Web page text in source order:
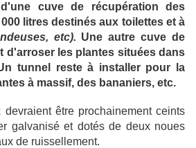
cuve de récupération des
litres destinés aux toilettes et à
etc). Une autre cuve de
d'arroser les plantes situées dans
tunnel reste à installer pour la
à massif, des bananiers, etc.
devraient être prochainement ceints
galvanisé et dotés de deux noues
de ruissellement.